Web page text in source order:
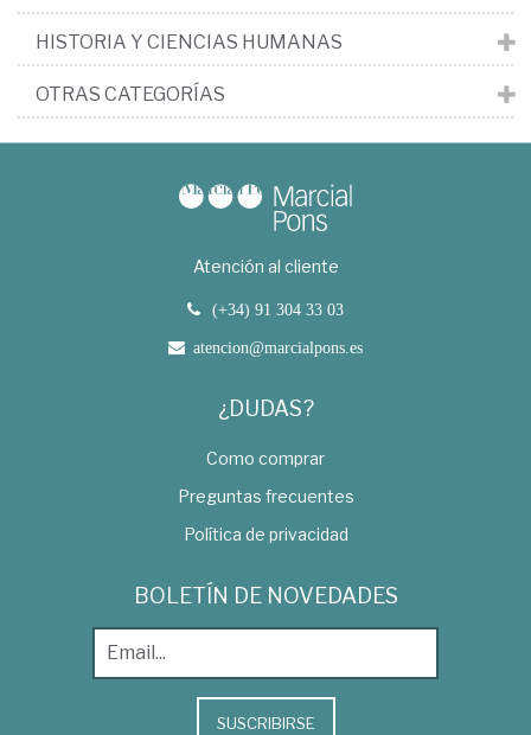
HISTORIA Y CIENCIAS HUMANAS
OTRAS CATEGORÍAS
Atención al cliente
(+34) 91 304 33 03
atencion@marcialpons.es
¿DUDAS?
Como comprar
Preguntas frecuentes
Política de privacidad
BOLETÍN DE NOVEDADES
SUSCRIBIRSE